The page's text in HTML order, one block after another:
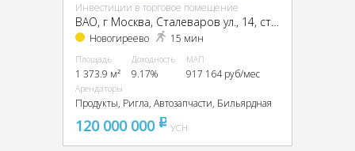
Инвестиции в торговое помещение
ВАО, г Москва, Сталеваров ул., 14, стр. 1
Новогиреево 15 мин
Площадь
1 373.9 м²
Доходность
9.17%
МАП
917 164 руб/мес
Арендаторы
Продукты, Ригла, Автозапчасти, Бильярдная
120 000 000 pуб
УСН